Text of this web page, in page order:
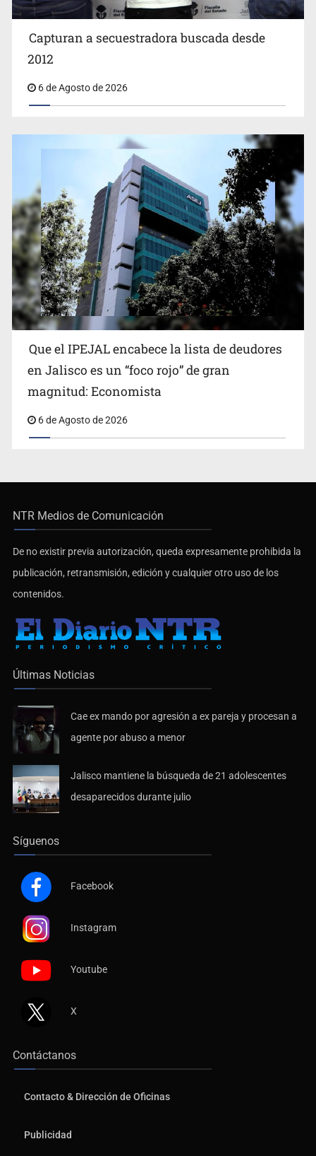
Cae ex mando por agresión a ex pareja y procesan a
agente por abuso a menor
Capturan a secuestradora buscada desde
2012
6 de Agosto de 2026
Que el IPEJAL encabece la lista de deudores
en Jalisco es un “foco rojo” de gran
magnitud: Economista
6 de Agosto de 2026
NTR Medios de Comunicación
De no existir previa autorización, queda expresamente prohibida la
publicación, retransmisión, edición y cualquier otro uso de los
contenidos.
Últimas Noticias
Cae ex mando por agresión a ex pareja y procesan a
agente por abuso a menor
Jalisco mantiene la búsqueda de 21 adolescentes
desaparecidos durante julio
Síguenos
Facebook
Instagram
Youtube
X
Contáctanos
Contacto & Dirección de Oficinas
Publicidad